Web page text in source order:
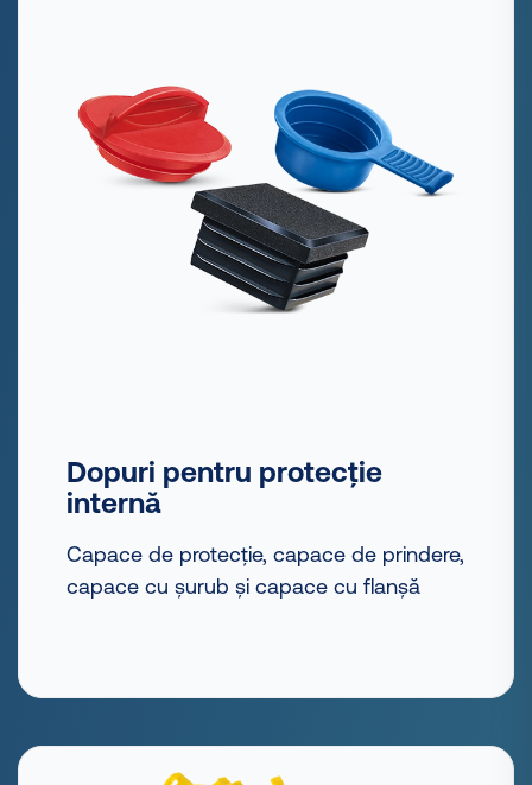
Dopuri pentru protecție
internă
Capace de protecție, capace de prindere,
capace cu șurub și capace cu flanșă